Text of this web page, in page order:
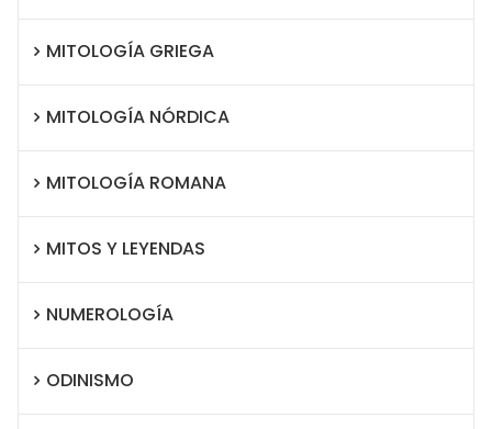
MITOLOGÍA GRIEGA
MITOLOGÍA NÓRDICA
MITOLOGÍA ROMANA
MITOS Y LEYENDAS
NUMEROLOGÍA
ODINISMO